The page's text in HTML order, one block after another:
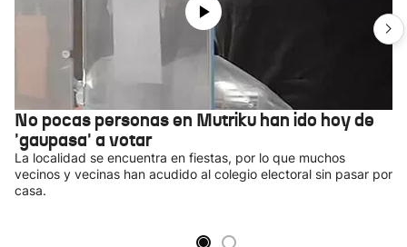
No pocas personas en Mutriku han ido hoy de
'gaupasa' a votar
La localidad se encuentra en fiestas, por lo que muchos
vecinos y vecinas han acudido al colegio electoral sin pasar por
casa.